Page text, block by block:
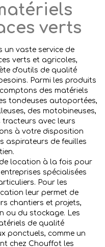
verts
un vaste service de
verts et agricoles,
d'outils de qualité
Parmi les produits
des matériels
tondeuses autoportées,
des motobineuses,
tracteurs avec leurs
à votre disposition
aspirateurs de feuilles
location à la fois pour
spécialisées
Pour les
leur permet de
chantiers et projets,
ou du stockage. Les
de qualité
ponctuels, comme un
chez Chouffot les